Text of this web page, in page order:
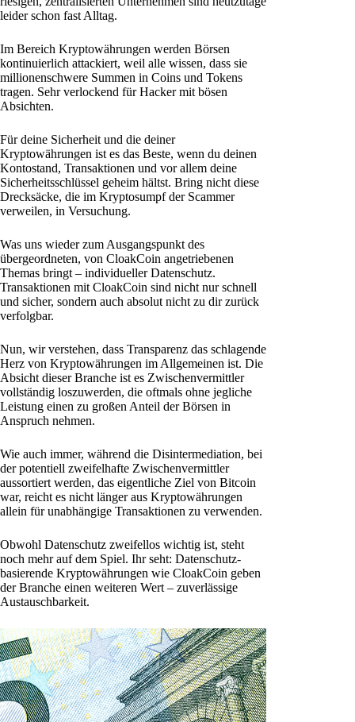
leider schon fast Alltag.
Im Bereich Kryptowährungen werden Börsen
kontinuierlich attackiert, weil alle wissen, dass sie
millionenschwere Summen in Coins und Tokens
tragen. Sehr verlockend für Hacker mit bösen
Absichten.
Für deine Sicherheit und die deiner
Kryptowährungen ist es das Beste, wenn du deinen
Kontostand, Transaktionen und vor allem deine
Sicherheitsschlüssel geheim hältst. Bring nicht diese
Drecksäcke, die im Kryptosumpf der Scammer
verweilen, in Versuchung.
Was uns wieder zum Ausgangspunkt des
übergeordneten, von CloakCoin angetriebenen
Themas bringt – individueller Datenschutz.
Transaktionen mit CloakCoin sind nicht nur schnell
und sicher, sondern auch absolut nicht zu dir zurück
verfolgbar.
Nun, wir verstehen, dass Transparenz das schlagende
Herz von Kryptowährungen im Allgemeinen ist. Die
Absicht dieser Branche ist es Zwischenvermittler
vollständig loszuwerden, die oftmals ohne jegliche
Leistung einen zu großen Anteil der Börsen in
Anspruch nehmen.
Wie auch immer, während die Disintermediation, bei
der potentiell zweifelhafte Zwischenvermittler
aussortiert werden, das eigentliche Ziel von Bitcoin
war, reicht es nicht länger aus Kryptowährungen
allein für unabhängige Transaktionen zu verwenden.
Obwohl Datenschutz zweifellos wichtig ist, steht
noch mehr auf dem Spiel. Ihr seht: Datenschutz-
basierende Kryptowährungen wie CloakCoin geben
der Branche einen weiteren Wert – zuverlässige
Austauschbarkeit.